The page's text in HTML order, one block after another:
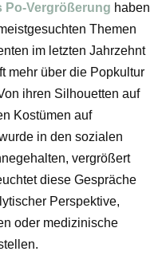
Po-Vergrößerung haben
Themen
im letzten Jahrzehnt
mehr über die Popkultur
ihren Silhouetten auf
Kostümen auf
in den sozialen
vergrößert
diese Gespräche
Perspektive,
oder medizinische